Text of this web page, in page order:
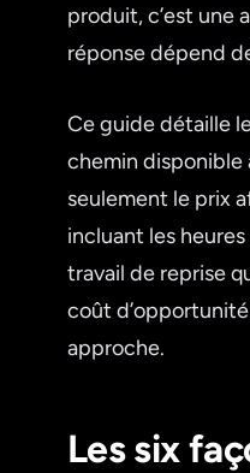
produit, c’est une
réponse dépend
Ce guide détaille
chemin disponible
seulement le prix
incluant les
travail de reprise
coût
approche.
Les six